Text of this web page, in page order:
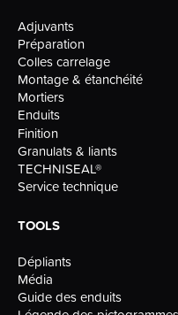
Adjuvants
Préparation
Colles carrelage
Montage & étanchéité
Mortiers
Enduits
Finition
Granulats & liants
TECHNISEAL®
Service technique
TOOLS
Dépliants
Média
Guide des enduits